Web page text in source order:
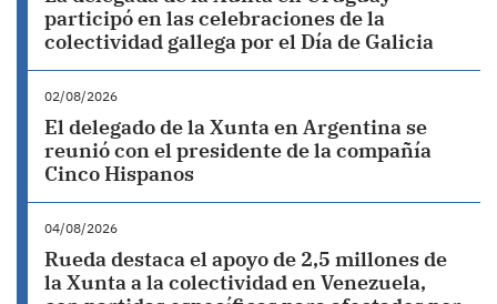
participó en las celebraciones de la
colectividad gallega por el Día de Galicia
02/08/2026
El delegado de la Xunta en Argentina se
reunió con el presidente de la compañía
Cinco Hispanos
04/08/2026
Rueda destaca el apoyo de 2,5 millones de
la Xunta a la colectividad en Venezuela,